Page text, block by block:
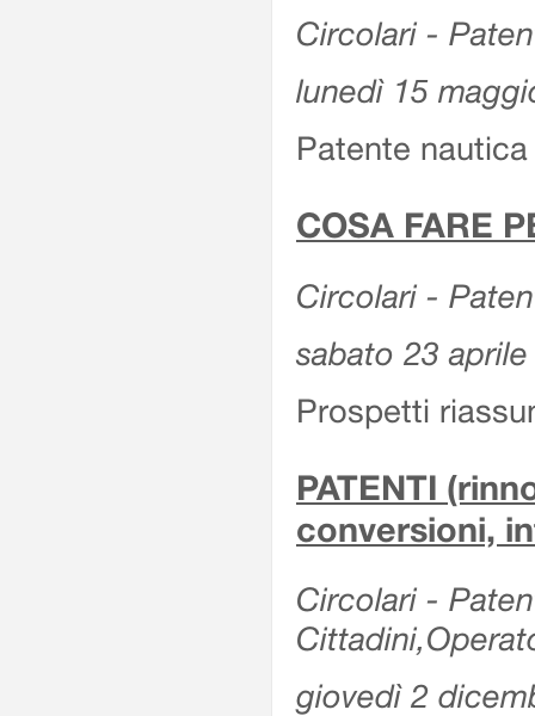
Circolari -
lunedì 15
Patente
COSA FARE
Circolari -
sabato 23
Prospetti
PATENTI
conversioni,
Circolari -
giovedì 2